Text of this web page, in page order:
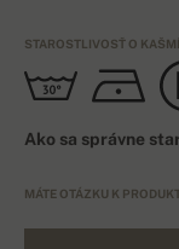
STAROSTLIVOSŤ O
Ako sa správne
MÁTE OTÁZKU K